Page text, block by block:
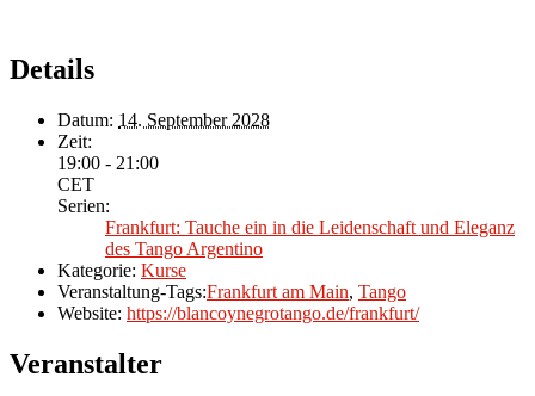
Details
Datum: 14. September 2028
Zeit:
19:00 - 21:00
CET
Serien:
Frankfurt: Tauche ein in die Leidenschaft und Eleganz
des Tango Argentino
Kategorie: Kurse
Veranstaltung-Tags:Frankfurt am Main, Tango
Website: https://blancoynegrotango.de/frankfurt/
Veranstalter